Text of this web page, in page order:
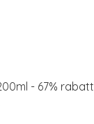
- 67% rabatt